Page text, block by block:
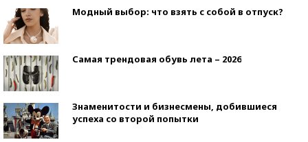
Модный выбор: что взять с собой в отпуск?
Самая трендовая обувь лета – 2026
Знаменитости и бизнесмены, добившиеся
успеха со второй попытки